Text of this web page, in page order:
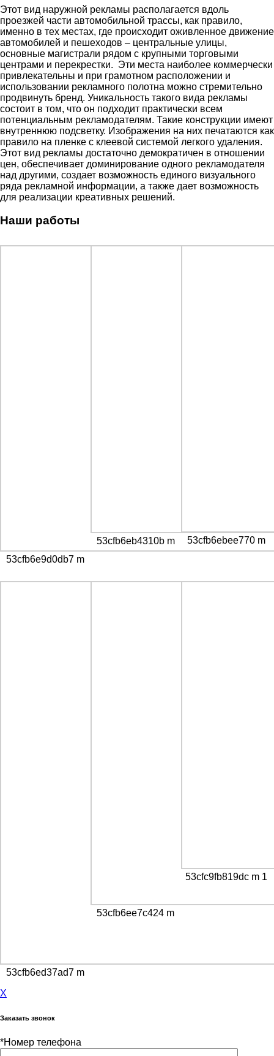
Этот вид наружной рекламы располагается вдоль
проезжей части автомобильной трассы, как правило,
именно в тех местах, где происходит оживленное движение
автомобилей и пешеходов – центральные улицы,
основные магистрали рядом с крупными торговыми
центрами и перекрестки. Эти места наиболее коммерчески
привлекательны и при грамотном расположении и
использовании рекламного полотна можно стремительно
продвинуть бренд. Уникальность такого вида рекламы
состоит в том, что он подходит практически всем
потенциальным рекламодателям. Такие конструкции имеют
внутреннюю подсветку. Изображения на них печатаются как
правило на пленке с клеевой системой легкого удаления.
Этот вид рекламы достаточно демократичен в отношении
цен, обеспечивает доминирование одного рекламодателя
над другими, создает возможность единого визуального
ряда рекламной информации, а также дает возможность
для реализации креативных решений.
Наши работы
53cfb6e9d0db7 m
53cfb6eb4310b m 53cfb6ebee770 m
53cfb6ed37ad7 m
53cfb6ee7c424 m
53cfc9fb819dc m 1
X
Заказать звонок
*Номер телефона